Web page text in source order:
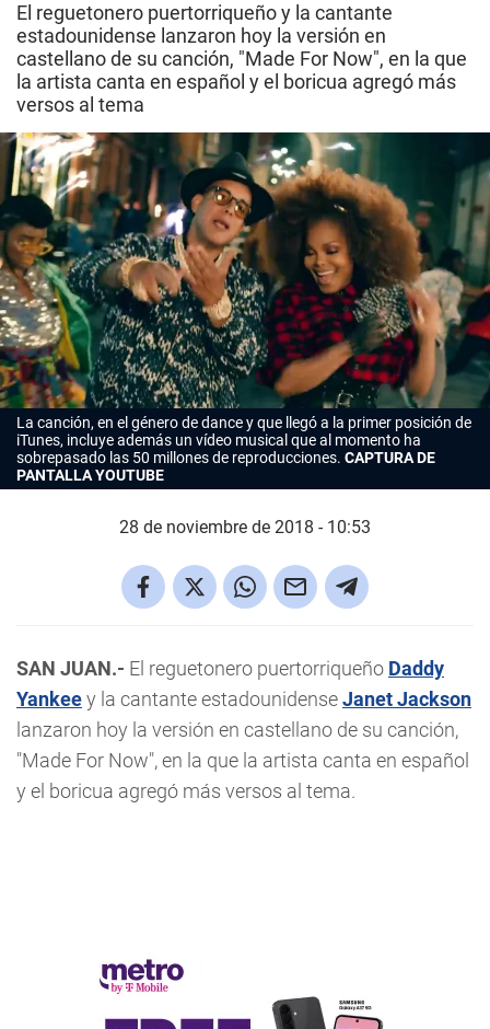
El reguetonero puertorriqueño y la cantante
estadounidense lanzaron hoy la versión en
castellano de su canción, "Made For Now", en la que
la artista canta en español y el boricua agregó más
versos al tema
La canción, en el género de dance y que llegó a la primer posición de
iTunes, incluye además un vídeo musical que al momento ha
sobrepasado las 50 millones de reproducciones. CAPTURA DE
PANTALLA YOUTUBE
28 de noviembre de 2018 - 10:53
SAN JUAN.- El reguetonero puertorriqueño Daddy
Yankeey la cantante estadounidenseJanet Jackson
lanzaron hoy la versión en castellano de su canción,
"Made For Now", en la que la artista canta en español
y el boricua agregó más versos al tema.